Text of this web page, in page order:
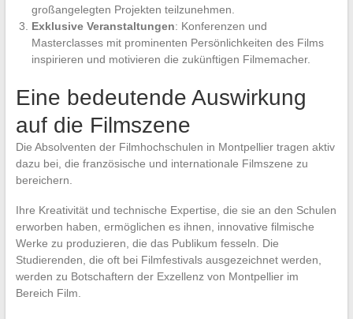
großangelegten Projekten teilzunehmen.
Exklusive Veranstaltungen: Konferenzen und
Masterclasses mit prominenten Persönlichkeiten des Films
inspirieren und motivieren die zukünftigen Filmemacher.
Eine bedeutende Auswirkung
auf die Filmszene
Die Absolventen der Filmhochschulen in Montpellier tragen aktiv
dazu bei, die französische und internationale Filmszene zu
bereichern.
Ihre Kreativität und technische Expertise, die sie an den Schulen
erworben haben, ermöglichen es ihnen, innovative filmische
Werke zu produzieren, die das Publikum fesseln. Die
Studierenden, die oft bei Filmfestivals ausgezeichnet werden,
werden zu Botschaftern der Exzellenz von Montpellier im
Bereich Film.